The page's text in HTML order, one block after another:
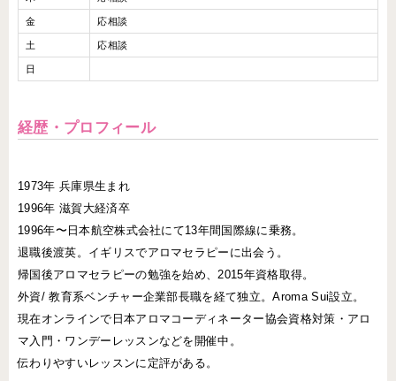
金 応相談
土 応相談
日
経歴・プロフィール
1973年 兵庫県生まれ
1996年 滋賀大経済卒
1996年〜日本航空株式会社にて13年間国際線に乗務。
退職後渡英。イギリスでアロマセラピーに出会う。
帰国後アロマセラピーの勉強を始め、2015年資格取得。
外資/ 教育系ベンチャー企業部長職を経て独立。Aroma Sui設立。
現在オンラインで日本アロマコーディネーター協会資格対策・アロ
マ入門・ワンデーレッスンなどを開催中。
伝わりやすいレッスンに定評がある。